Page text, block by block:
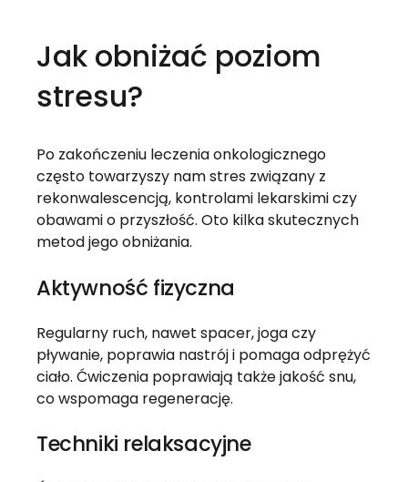
Jak obniżać poziom
stresu?
Po zakończeniu leczenia onkologicznego
często towarzyszy nam stres związany z
rekonwalescencją, kontrolami lekarskimi czy
obawami o przyszłość. Oto kilka skutecznych
metod jego obniżania.
Aktywność fizyczna
Regularny ruch, nawet spacer, joga czy
pływanie, poprawia nastrój i pomaga odprężyć
ciało. Ćwiczenia poprawiają także jakość snu,
co wspomaga regenerację.
Techniki relaksacyjne